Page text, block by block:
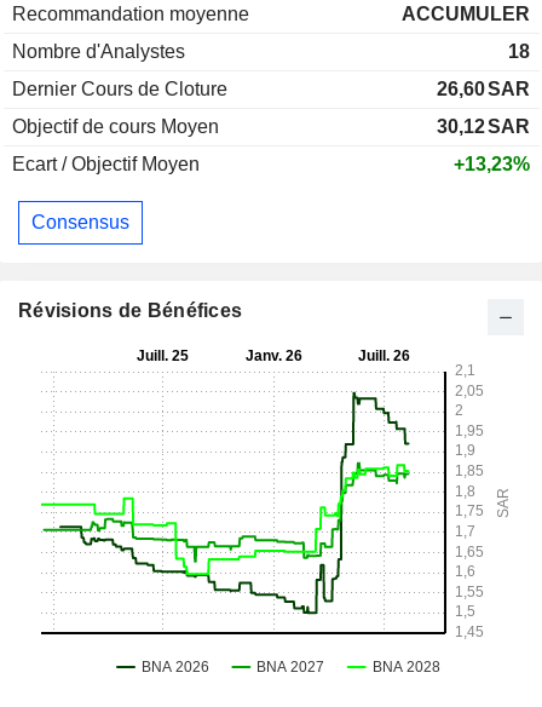
Recommandation moyenne
ACCUMULER
Nombre d'Analystes
18
Dernier Cours de Cloture
26,60SAR
Objectif de cours Moyen
30,12SAR
Ecart / Objectif Moyen
+13,23%
Consensus
Révisions de Bénéfices